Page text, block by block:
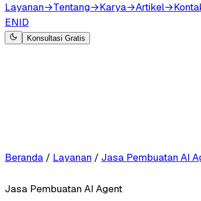
Layanan→Tentang→Karya→Artikel→
ENID
Konsultasi Gratis
Beranda / Layanan / Jasa Pembuatan AI
Jasa Pembuatan AI Agent